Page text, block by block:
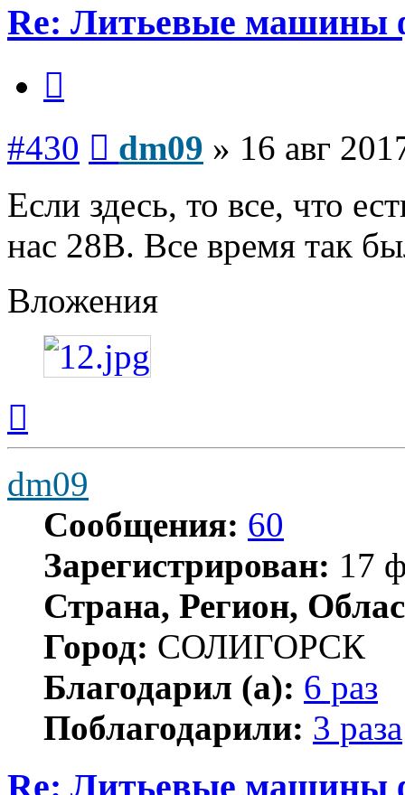
Re: Литьевые машины
#430 dm09 » 16 авг
Если здесь, то все, что
нас 28В. Все время так
Вложения
началу
dm09
Сообщения: 60
Зарегистрирован: 17
Страна, Регион,
Город: СОЛИГОРСК
Благодарил (а): 6 раз
Поблагодарили: 3 раза
Re: Литьевые машины